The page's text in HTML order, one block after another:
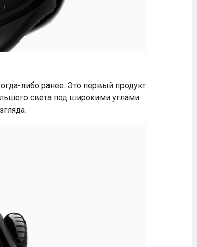
либо ранее. Это первый продукт
света под широкими углами.